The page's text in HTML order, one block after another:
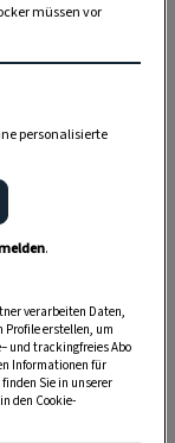
lieben es, auf
werkeln? In
Sie täglich
und
müssen vor
personalisierte
.
verarbeiten Daten,
erstellen, um
und trackingfreies Abo
Informationen für
Sie in unserer
den Cookie-